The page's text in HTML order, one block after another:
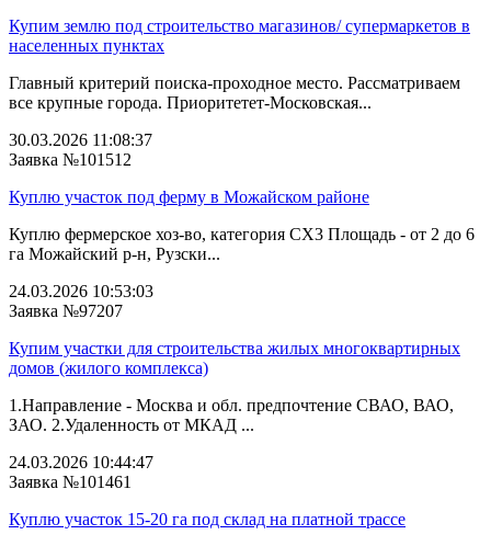
Купим землю под строительство магазинов/ супермаркетов в
населенных пунктах
Главный критерий поиска-проходное место. Рассматриваем
все крупные города. Приоритетет-Московская...
30.03.2026 11:08:37
Заявка №101512
Куплю участок под ферму в Можайском районе
Куплю фермерское хоз-во, категория СХ3 Площадь - от 2 до 6
га Можайский р-н, Рузски...
24.03.2026 10:53:03
Заявка №97207
Купим участки для строительства жилых многоквартирных
домов (жилого комплекса)
1.Направление - Москва и обл. предпочтение СВАО, ВАО,
ЗАО. 2.Удаленность от МКАД ...
24.03.2026 10:44:47
Заявка №101461
Куплю участок 15-20 га под склад на платной трассе